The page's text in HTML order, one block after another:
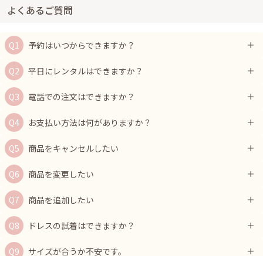
よくあるご質問
予約はいつからできますか？
平日にレンタルはできますか？
電話での注文はできますか？
お支払い方法は何がありますか？
商品をキャンセルしたい
商品を変更したい
商品を追加したい
ドレスの試着はできますか？
サイズが合うか不安です。